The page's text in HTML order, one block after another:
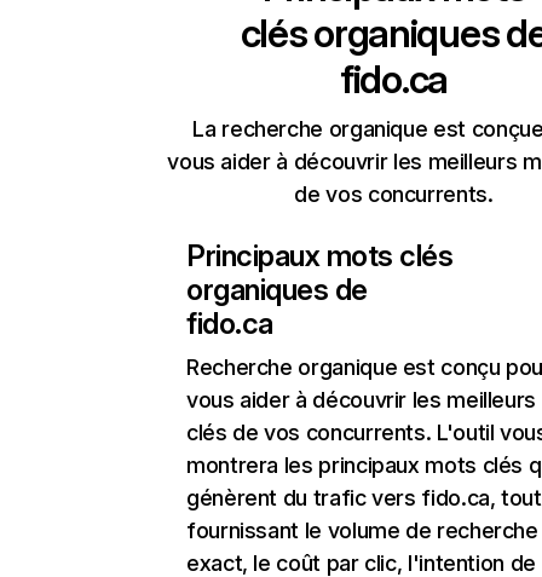
clés organiques
fido.ca
La recherche organique est
vous aider à découvrir les meilleurs
de vos concurrents.
Principaux mots clés
organiques de
fido.ca
Recherche organique est conçu
vous aider à découvrir les
clés de vos concurrents. L'outil
montrera les principaux mots clés
génèrent du trafic vers fido.ca,
fournissant le volume de recherche
exact, le coût par clic, l'intention de